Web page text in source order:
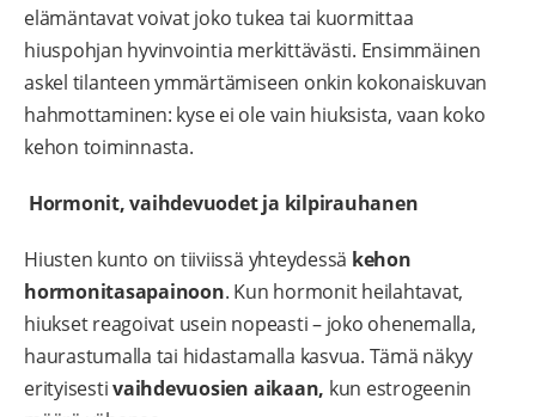
elämäntavat voivat joko tukea tai kuormittaa
hiuspohjan hyvinvointia merkittävästi. Ensimmäinen
askel tilanteen ymmärtämiseen onkin kokonaiskuvan
hahmottaminen: kyse ei ole vain hiuksista, vaan koko
kehon toiminnasta.
Hormonit, vaihdevuodet ja kilpirauhanen
Hiusten kunto on tiiviissä yhteydessä kehon
hormonitasapainoon. Kun hormonit heilahtavat,
hiukset reagoivat usein nopeasti – joko ohenemalla,
haurastumalla tai hidastamalla kasvua. Tämä näkyy
erityisestivaihdevuosien aikaan, kun estrogeenin